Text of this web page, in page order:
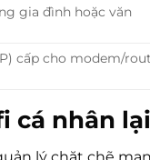
gia đình hoặc văn
cấp cho modem/
cá nhân